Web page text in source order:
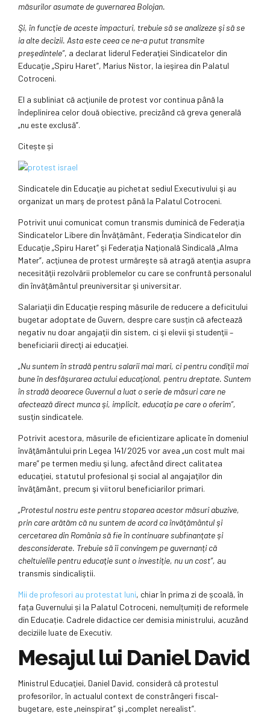
măsurilor asumate de guvernarea Bolojan.
Şi, în funcţie de aceste impacturi, trebuie să se analizeze şi să se
ia alte decizii. Asta este ceea ce ne-a putut transmite
preşedintele”, a declarat liderul Federaţiei Sindicatelor din
Educaţie „Spiru Haret”, Marius Nistor, la ieşirea din Palatul
Cotroceni.
El a subliniat că acţiunile de protest vor continua până la
îndeplinirea celor două obiective, precizând că greva generală
„nu este exclusă”.
Citește și
Sindicatele din Educaţie au pichetat sediul Executivului şi au
organizat un marş de protest până la Palatul Cotroceni.
Potrivit unui comunicat comun transmis duminică de Federaţia
Sindicatelor Libere din Învăţământ, Federaţia Sindicatelor din
Educaţie „Spiru Haret” şi Federaţia Naţională Sindicală „Alma
Mater”, acţiunea de protest urmăreşte să atragă atenţia asupra
necesităţii rezolvării problemelor cu care se confruntă personalul
din învăţământul preuniversitar şi universitar.
Salariaţii din Educaţie resping măsurile de reducere a deficitului
bugetar adoptate de Guvern, despre care susțin că afectează
negativ nu doar angajaţii din sistem, ci şi elevii şi studenţii –
beneficiarii direcţi ai educaţiei.
„Nu suntem în stradă pentru salarii mai mari, ci pentru condiţii mai
bune în desfăşurarea actului educaţional, pentru dreptate. Suntem
în stradă deoarece Guvernul a luat o serie de măsuri care ne
afectează direct munca şi, implicit, educaţia pe care o oferim”,
susţin sindicatele.
Potrivit acestora, măsurile de eficientizare aplicate în domeniul
învăţământului prin Legea 141/2025 vor avea „un cost mult mai
mare” pe termen mediu şi lung, afectând direct calitatea
educaţiei, statutul profesional şi social al angajaţilor din
învăţământ, precum şi viitorul beneficiarilor primari.
„Protestul nostru este pentru stoparea acestor măsuri abuzive,
prin care arătăm că nu suntem de acord ca învăţământul şi
cercetarea din România să fie în continuare subfinanţate şi
desconsiderate. Trebuie să îi convingem pe guvernanţi că
cheltuielile pentru educaţie sunt o investiţie, nu un cost”, au
transmis sindicaliştii.
Mii de profesori au protestat luni, chiar în prima zi de școală, în
fața Guvernului și la Palatul Cotroceni, nemulțumiți de reformele
din Educație. Cadrele didactice cer demisia ministrului, acuzând
deciziile luate de Executiv.
Mesajul lui Daniel David
Ministrul Educaţiei, Daniel David, consideră că protestul
profesorilor, în actualul context de constrângeri fiscal-
bugetare, este „neinspirat” şi „complet nerealist”.